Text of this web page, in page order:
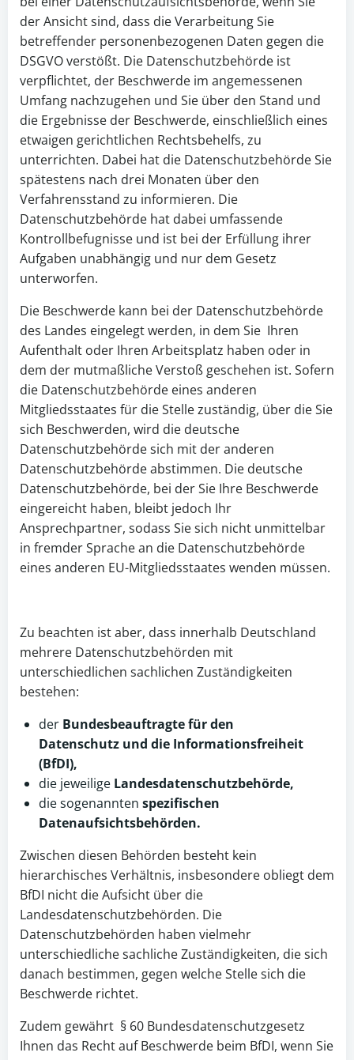
der Ansicht sind, dass die Verarbeitung Sie
betreffender personenbezogenen Daten gegen die
DSGVO verstößt. Die Datenschutzbehörde ist
verpflichtet, der Beschwerde im angemessenen
Umfang nachzugehen und Sie über den Stand und
die Ergebnisse der Beschwerde, einschließlich eines
etwaigen gerichtlichen Rechtsbehelfs, zu
unterrichten. Dabei hat die Datenschutzbehörde Sie
spätestens nach drei Monaten über den
Verfahrensstand zu informieren. Die
Datenschutzbehörde hat dabei umfassende
Kontrollbefugnisse und ist bei der Erfüllung ihrer
Aufgaben unabhängig und nur dem Gesetz
unterworfen.
Die Beschwerde kann bei der Datenschutzbehörde
des Landes eingelegt werden, in dem Sie Ihren
Aufenthalt oder Ihren Arbeitsplatz haben oder in
dem der mutmaßliche Verstoß geschehen ist. Sofern
die Datenschutzbehörde eines anderen
Mitgliedsstaates für die Stelle zuständig, über die Sie
sich Beschwerden, wird die deutsche
Datenschutzbehörde sich mit der anderen
Datenschutzbehörde abstimmen. Die deutsche
Datenschutzbehörde, bei der Sie Ihre Beschwerde
eingereicht haben, bleibt jedoch Ihr
Ansprechpartner, sodass Sie sich nicht unmittelbar
in fremder Sprache an die Datenschutzbehörde
eines anderen EU-Mitgliedsstaates wenden müssen.
Zu beachten ist aber, dass innerhalb Deutschland
mehrere Datenschutzbehörden mit
unterschiedlichen sachlichen Zuständigkeiten
bestehen:
der Bundesbeauftragte für den
Datenschutz und die Informationsfreiheit
(BfDI),
die jeweilige Landesdatenschutzbehörde,
die sogenannten spezifischen
Datenaufsichtsbehörden.
Zwischen diesen Behörden besteht kein
hierarchisches Verhältnis, insbesondere obliegt dem
BfDI nicht die Aufsicht über die
Landesdatenschutzbehörden. Die
Datenschutzbehörden haben vielmehr
unterschiedliche sachliche Zuständigkeiten, die sich
danach bestimmen, gegen welche Stelle sich die
Beschwerde richtet.
Zudem gewährt § 60 Bundesdatenschutzgesetz
Ihnen das Recht auf Beschwerde beim BfDI, wenn Sie